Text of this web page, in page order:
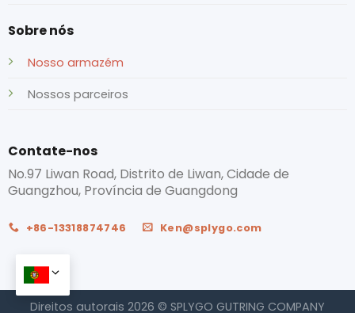
Sobre nós
Nosso armazém
Nossos parceiros
Contate-nos
No.97 Liwan Road, Distrito de Liwan, Cidade de
Guangzhou, Província de Guangdong
+86-13318874746 Ken@splygo.com
Direitos autorais 2026 © SPLYGO GUTRING COMPANY